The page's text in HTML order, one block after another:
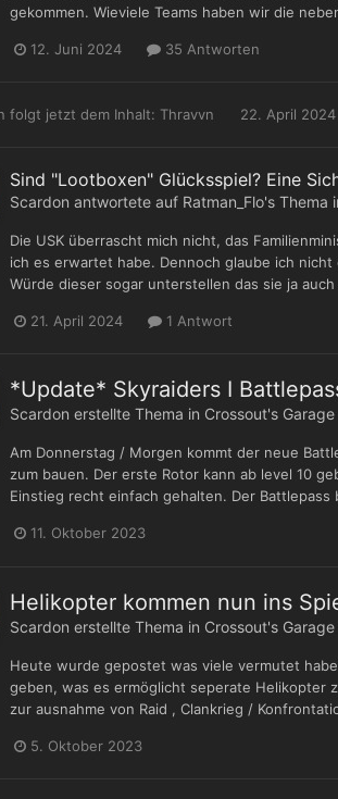
gekommen. Wieviele Teams haben wir die
12. Juni 2024 35 Antworten
folgt jetzt dem Inhalt: Thravvn 22. April 2024
Sind "Lootboxen" Glücksspiel? Eine
Scardon antwortete auf Ratman_Flo's Thema
Die USK überrascht mich nicht, das
ich es erwartet habe. Dennoch glaube ich
Würde dieser sogar unterstellen das sie ja
21. April 2024 1 Antwort
*Update* Skyraiders I
Scardon erstellte Thema in Crossout's Garage
Am Donnerstag / Morgen kommt der neue
zum bauen. Der erste Rotor kann ab level 10
Einstieg recht einfach gehalten. Der
11. Oktober 2023
Helikopter kommen nun ins
Scardon erstellte Thema in Crossout's Garage
Heute wurde gepostet was viele vermutet
geben, was es ermöglicht seperate Helikopter
zur ausnahme von Raid , Clankrieg /
5. Oktober 2023